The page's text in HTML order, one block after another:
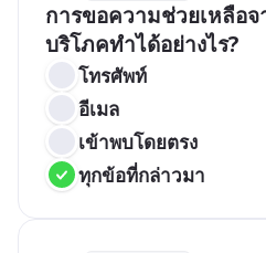
การขอความช่วยเหลือ
บริโภคทำได้อย่างไร?
โทรศัพท์
อีเมล
เข้าพบโดยตรง
ทุกข้อที่กล่าวมา